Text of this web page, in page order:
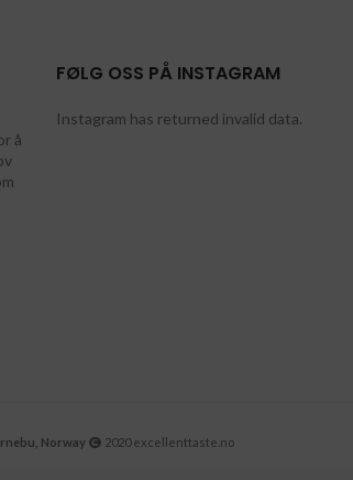
å
FØLG OSS PÅ INSTAGRAM
Instagram has returned invalid data.
Norway 2020 excellenttaste.no